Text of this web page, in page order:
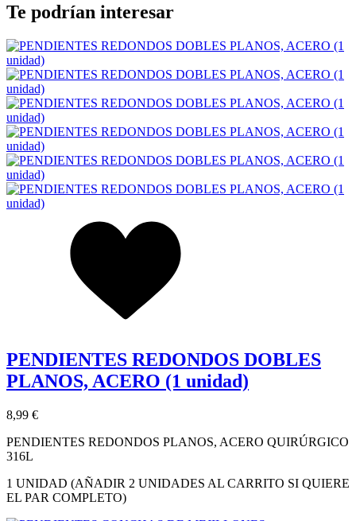
Te podrían interesar
PENDIENTES REDONDOS DOBLES
PLANOS, ACERO (1 unidad)
8,99 €
PENDIENTES REDONDOS PLANOS, ACERO QUIRÚRGICO
316L
1 UNIDAD (AÑADIR 2 UNIDADES AL CARRITO SI QUIERE
EL PAR COMPLETO)